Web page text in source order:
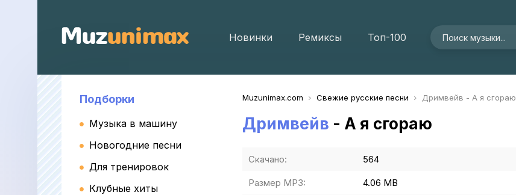
Новинки Ремиксы Топ-100
Подборки
Музыка в машину
Новогодние песни
Для тренировок
Клубные хиты
Muzunimax.com Свежие русские песни Дримвейв - А я сгораю
Дримвейв - А я сгораю
Скачано: 564
Размер MP3: 4.06 MB